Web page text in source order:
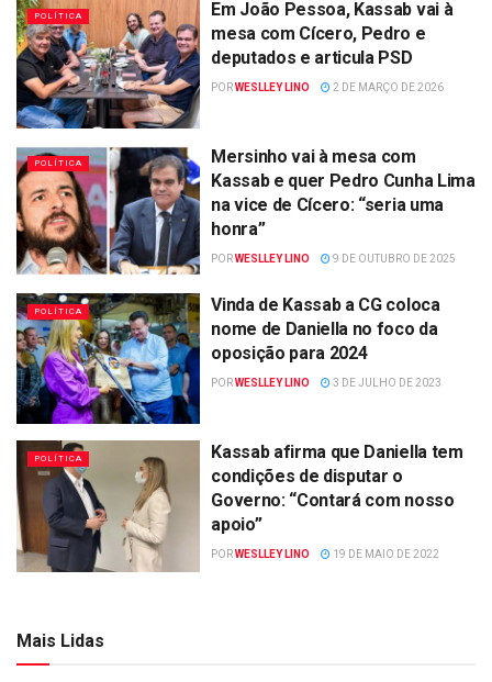
POLÍTICA
Em João Pessoa, Kassab vai à
mesa com Cícero, Pedro e
deputados e articula PSD
PORWESLLEY LINO 2 DE MARÇO DE 2026
POLÍTICA
Mersinho vai à mesa com
Kassab e quer Pedro Cunha Lima
na vice de Cícero: “seria uma
honra”
PORWESLLEY LINO 9 DE OUTUBRO DE 2025
POLÍTICA
Vinda de Kassab a CG coloca
nome de Daniella no foco da
oposição para 2024
PORWESLLEY LINO 3 DE JULHO DE 2023
POLÍTICA
Kassab afirma que Daniella tem
condições de disputar o
Governo: “Contará com nosso
apoio”
PORWESLLEY LINO 19 DE MAIO DE 2022
Mais Lidas